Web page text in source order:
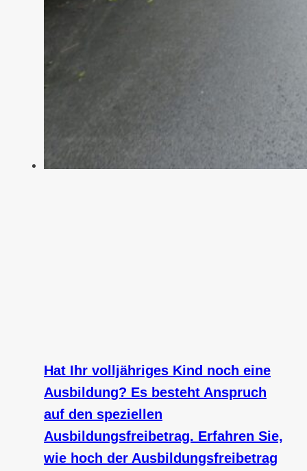
Hat Ihr volljähriges Kind noch eine
Ausbildung? Es besteht Anspruch
auf den speziellen
Ausbildungsfreibetrag. Erfahren Sie,
wie hoch der Ausbildungsfreibetrag